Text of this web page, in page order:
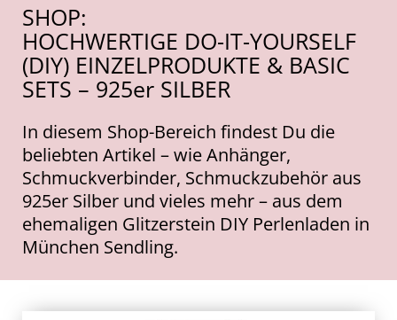
SHOP:
HOCHWERTIGE DO-IT-YOURSELF
(DIY) EINZELPRODUKTE & BASIC
SETS – 925er SILBER
In diesem Shop-Bereich findest Du die
beliebten Artikel – wie Anhänger,
Schmuckverbinder, Schmuckzubehör aus
925er Silber und vieles mehr – aus dem
ehemaligen Glitzerstein DIY Perlenladen in
München Sendling.